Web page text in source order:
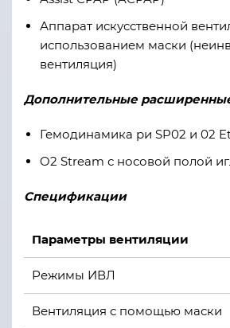
Аппарат искусственной
использованием маски
вентиляция)
Дополнительные
Гемодинамика ри SP02 и 02
O2 Stream с носовой полой
Спецификации
Параметры вентиляции
Режимы ИВЛ
Вентиляция с помощью маски